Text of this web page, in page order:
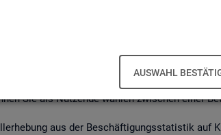
AUSWAHL
Krei­se und Ge­mein­den/
auf leicht nach­voll­zieh­ba­re Weise
Sie als Nut­zen­de wäh­len zwi­schen einer
aus der Be­schäf­ti­gungs­sta­tis­tik auf